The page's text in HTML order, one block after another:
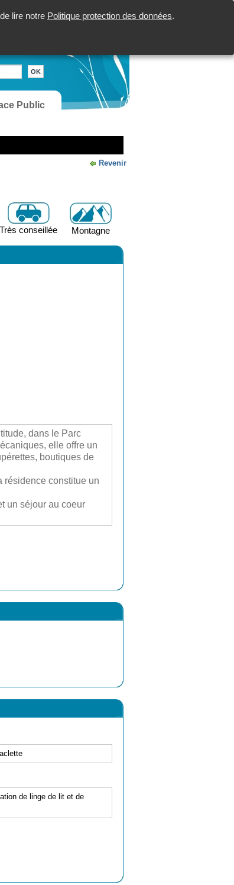
lire notre Politique protection des données.
Public
Revenir
Montagne
Très conseillée
dans le Parc
elle offre un
boutiques de
résidence constitue un
un séjour au coeur
de linge de lit et de